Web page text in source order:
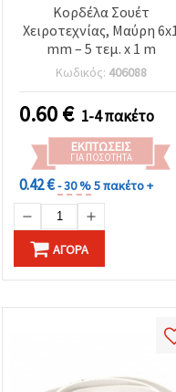
Κορδέλα Σουέτ
Χειροτεχνίας, Μαύρη 6x1
mm – 5 τεμ. x 1 m
Κωδικός: 406088
0.60€ 1-4 πακέτο
ΕΚΠΤΏΣΕΙΣ
ΓΙΑ ΠΟΣΌΤΗΤΑ
0.42 €- 30 %5 πακέτο +
ΑΓΟΡΆ